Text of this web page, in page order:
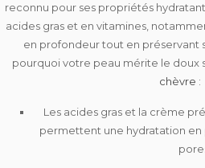
reconnu pour ses propriétés
acides gras et en vitamines,
en profondeur tout en préservant
pourquoi votre peau mérite le doux
chèvre :
Les acides gras et la crème
permettent une hydratation en